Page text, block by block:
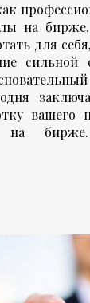
на
для
сильной
вашего
на